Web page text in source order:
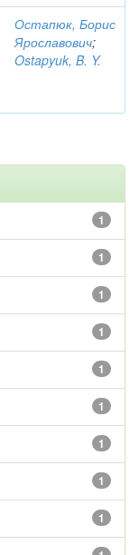
Остапюк, Борис
Ярославович;
Ostapyuk, B. Y.
1
1
1
1
1
1
1
1
1